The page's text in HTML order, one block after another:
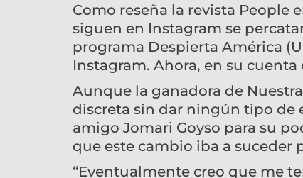
Como reseña la revista People
siguen en Instagram se
programa Despierta América
Instagram. Ahora, en su
Aunque la ganadora de
discreta sin dar ningún tipo de
amigo Jomari Goyso para su
que este cambio iba a suceder
“Eventualmente creo que me